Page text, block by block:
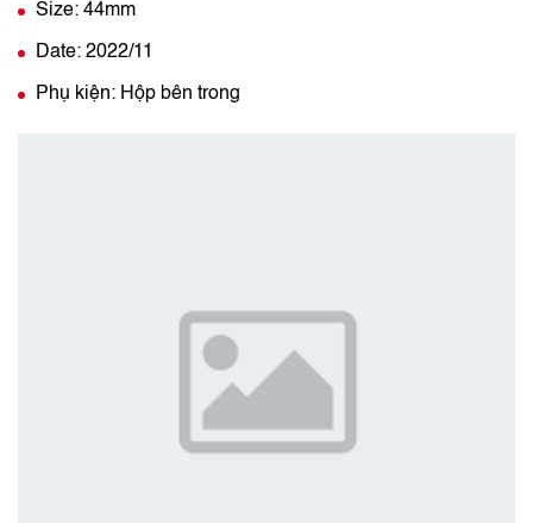
Size: 44mm
Date: 2022/11
Phụ kiện: Hộp bên trong